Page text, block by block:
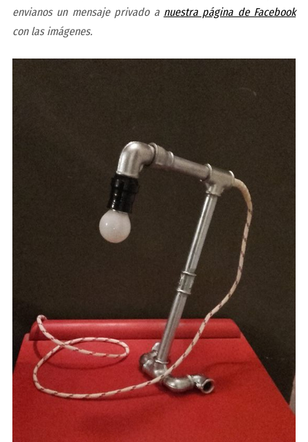
envianos un mensaje privado a nuestra página de Facebook
con las imágenes.